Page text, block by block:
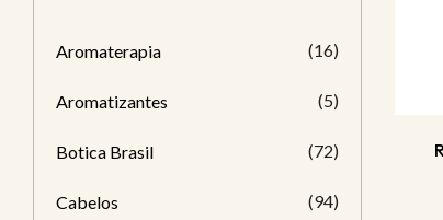
Aromaterapia (16)
Aromatizantes (5)
Botica Brasil (72)
Cabelos (94)